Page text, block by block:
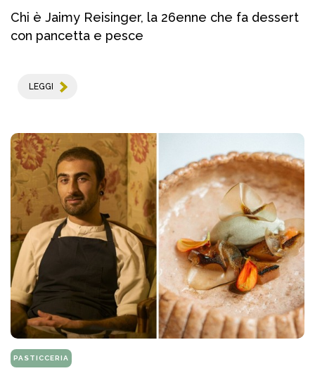
Chi è Jaimy Reisinger, la 26enne che fa dessert
con pancetta e pesce
LEGGI
PASTICCERIA